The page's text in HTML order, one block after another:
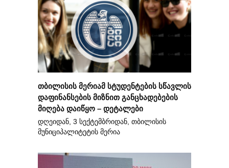
თბილისის მერიამ სტუდენტების სწავლის
დაფინანსების მიზნით განცხადებების
მიღება დაიწყო – დეტალები
დღეიდან, 3 სექტემბრიდან, თბილისის
მუნიციპალიტეტის მერია